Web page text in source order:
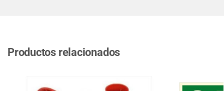
Productos relacionados